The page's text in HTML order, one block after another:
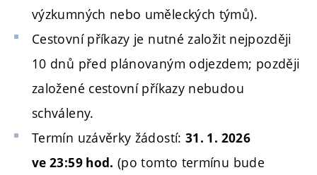
výzkumných nebo uměleckých týmů).
Cestovní příkazy je nutné založit nejpozději
10 dnů před plánovaným odjezdem; později
založené cestovní příkazy nebudou
schváleny.
Termín uzávěrky žádostí: 31. 1. 2026
ve 23:59 hod. (po tomto termínu bude